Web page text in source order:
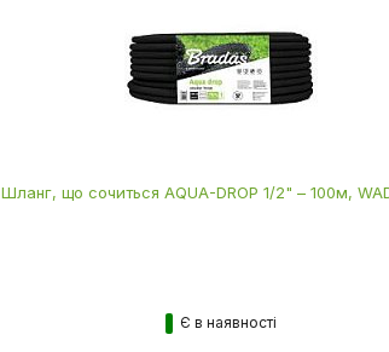
Шланг, що сочиться AQUA-DROP 1/2" – 100м,
Є в наявності